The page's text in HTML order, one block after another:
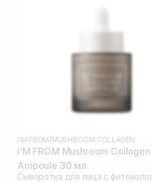
I'M FROM MUSHROOM COLLAGEN
I'M FROM Mushroom Collagen
Ampoule 30 мл
Сыворотка для лица с